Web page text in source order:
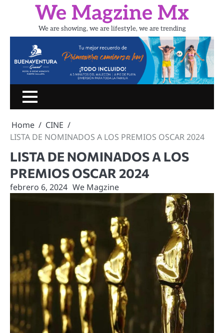
We Magzine Mx
We are showing, we are lifestyle, we are trending
RATITO
Home
CINE
LISTA DE NOMINADOS A LOS PREMIOS OSCAR 2024
LISTA DE NOMINADOS A LOS
PREMIOS OSCAR 2024
febrero 6, 2024 We Magzine